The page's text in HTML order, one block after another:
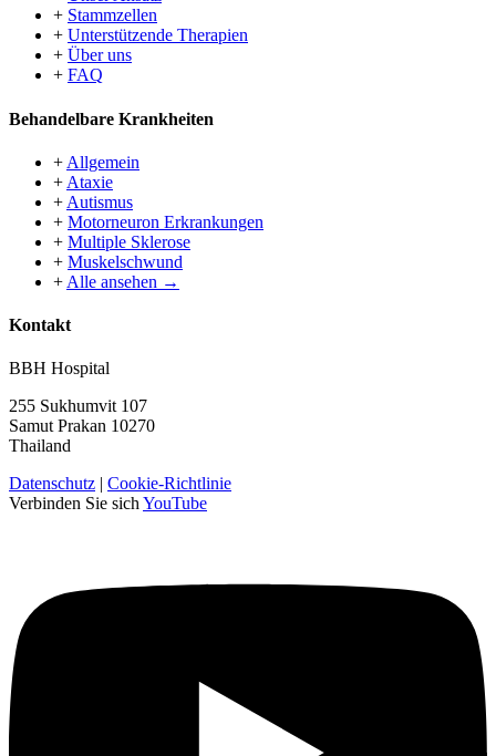
+ Stammzellen
+ Unterstützende Therapien
+ Über uns
+ FAQ
Behandelbare Krankheiten
+ Allgemein
+ Ataxie
+ Autismus
+ Motorneuron Erkrankungen
+ Multiple Sklerose
+ Muskelschwund
+ Alle ansehen →
Kontakt
BBH Hospital
255 Sukhumvit 107
Samut Prakan 10270
Thailand
Datenschutz | Cookie-Richtlinie
Verbinden Sie sich YouTube